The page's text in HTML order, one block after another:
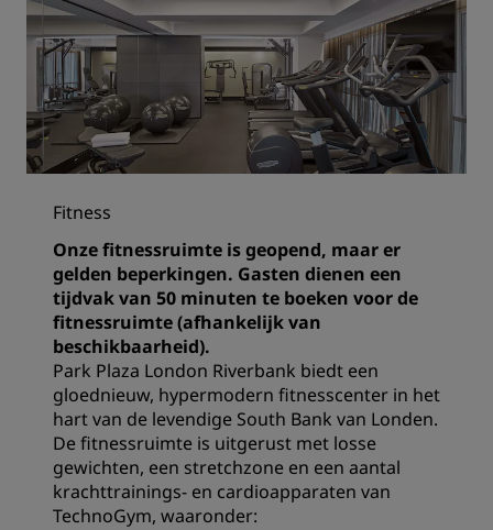
Fitness
Onze fitnessruimte is geopend, maar er
gelden beperkingen. Gasten dienen een
tijdvak van 50 minuten te boeken voor de
fitnessruimte (afhankelijk van
beschikbaarheid).
Park Plaza London Riverbank biedt een
gloednieuw, hypermodern fitnesscenter in het
hart van de levendige South Bank van Londen.
De fitnessruimte is uitgerust met losse
gewichten, een stretchzone en een aantal
krachttrainings- en cardioapparaten van
TechnoGym, waaronder: